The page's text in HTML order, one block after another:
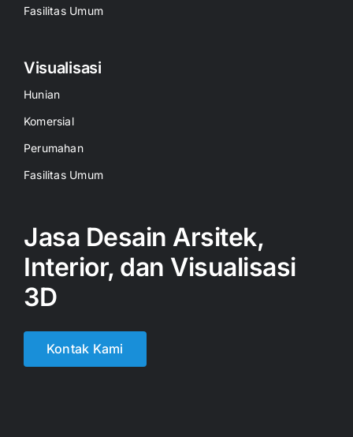
Fasilitas Umum
Visualisasi
Hunian
Komersial
Perumahan
Fasilitas Umum
Jasa Desain Arsitek,
Interior, dan Visualisasi
3D
Kontak Kami